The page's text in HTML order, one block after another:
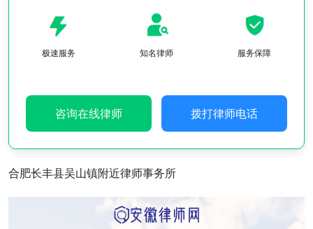
极速服务 知名律师 服务保障
咨询在线律师 拨打律师电话
合肥长丰县吴山镇附近律师事务所